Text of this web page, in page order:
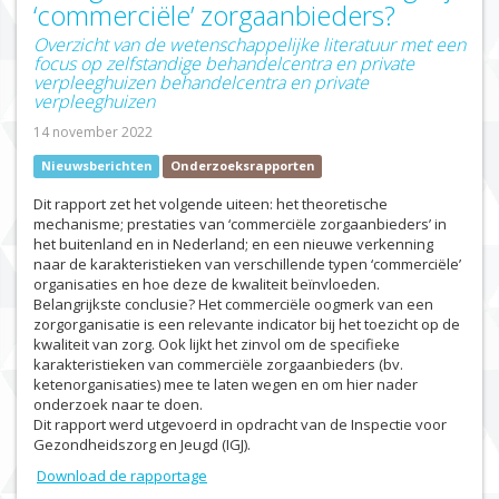
‘commerciële’ zorgaanbieders?
Overzicht van de wetenschappelijke literatuur met een
focus op zelfstandige behandelcentra en private
verpleeghuizen behandelcentra en private
verpleeghuizen
14 november 2022
Nieuwsberichten Onderzoeksrapporten
Dit rapport zet het volgende uiteen: het theoretische
mechanisme; prestaties van ‘commerciële zorgaanbieders’ in
het buitenland en in Nederland; en een nieuwe verkenning
naar de karakteristieken van verschillende typen ‘commerciële’
organisaties en hoe deze de kwaliteit beïnvloeden.
Belangrijkste conclusie? Het commerciële oogmerk van een
zorgorganisatie is een relevante indicator bij het toezicht op de
kwaliteit van zorg. Ook lijkt het zinvol om de specifieke
karakteristieken van commerciële zorgaanbieders (bv.
ketenorganisaties) mee te laten wegen en om hier nader
onderzoek naar te doen.
Dit rapport werd utgevoerd in opdracht van de Inspectie voor
Gezondheidszorg en Jeugd (IGJ).
Download de rapportage